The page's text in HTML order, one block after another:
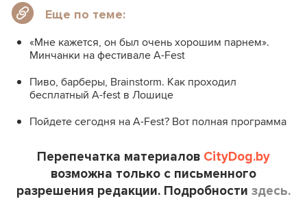
Еще по теме:
«Мне кажется, он был очень хорошим парнем».
Минчанки на фестивале A-Fest
Пиво, барберы, Brainstorm. Как проходил
бесплатный A-fest в Лошице
Пойдете сегодня на A-Fest? Вот полная программа
Перепечатка материалов CityDog.by
возможна только с письменного
разрешения редакции. Подробности здесь.